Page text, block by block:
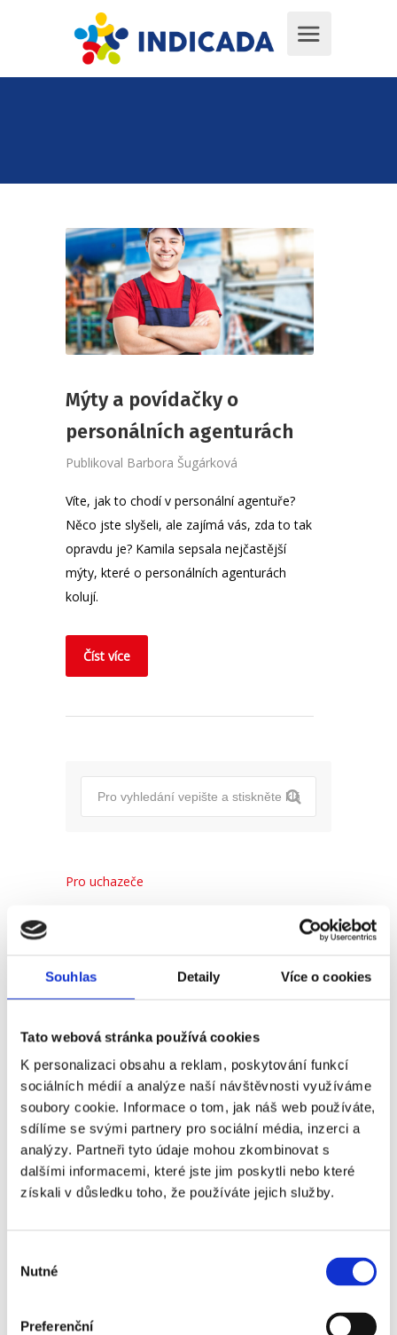
Souhlas Detaily Více o cookies
Tato webová stránka používá cookies
K personalizaci obsahu a reklam, poskytování funkcí
sociálních médií a analýze naší návštěvnosti využíváme
soubory cookie. Informace o tom, jak náš web používáte,
sdílíme se svými partnery pro sociální média, inzerci a
analýzy. Partneři tyto údaje mohou zkombinovat s
dalšími informacemi, které jste jim poskytli nebo které
získali v důsledku toho, že používáte jejich služby.
souhlasu
Nutné
Preferenční
Mýty a povídačky o
personálních agenturách
Publikoval Barbora Šugárková
Víte, jak to chodí v personální agentuře?
Něco jste slyšeli, ale zajímá vás, zda to tak
opravdu je? Kamila sepsala nejčastější
mýty, které o personálních agenturách
kolují.
Číst více
Pro uchazeče
Recent Popular Comments
(Ne)komunikace se
zaměstnavatelem
18. 9. 2025